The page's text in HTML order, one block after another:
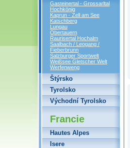
Gasteinertal - Grossarltal
Hochkönig
Kaprun - Zell am See
Katschberg
Lungau
Obertauern
Raurisertal Hochalm
Saalbach / Leogang /
Fieberbrunn
Salzburger Sportwelt
Weißsee Gletscher Welt
Werfenweng
Štýrsko
Tyrolsko
Východní Tyrolsko
Francie
Hautes Alpes
Isere